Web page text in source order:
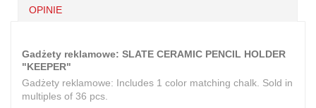
OPINIE
Gadżety reklamowe: SLATE CERAMIC PENCIL HOLDER
"KEEPER"
Gadżety reklamowe: Includes 1 color matching chalk. Sold in
multiples of 36 pcs.